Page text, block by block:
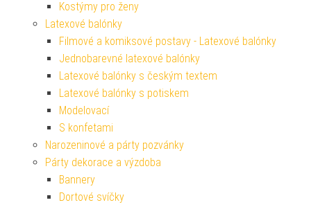
Kostýmy pro ženy
Latexové balónky
Filmové a komiksové postavy - Latexové balónky
Jednobarevné latexové balónky
Latexové balónky s českým textem
Latexové balónky s potiskem
Modelovací
S konfetami
Narozeninové a párty pozvánky
Párty dekorace a výzdoba
Bannery
Dortové svíčky